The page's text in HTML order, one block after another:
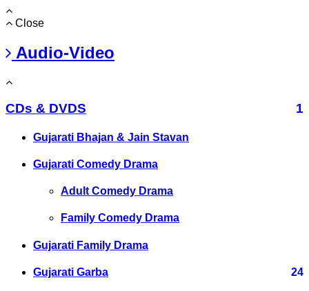
Close
Audio-Video
CDs & DVDS 1
Gujarati Bhajan & Jain Stavan
Gujarati Comedy Drama
Adult Comedy Drama
Family Comedy Drama
Gujarati Family Drama
Gujarati Garba 24